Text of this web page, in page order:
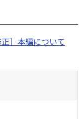
］本編について